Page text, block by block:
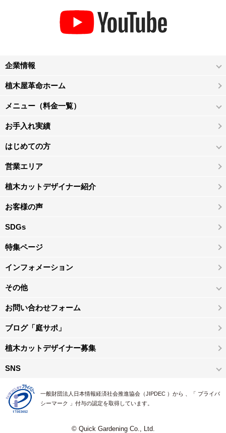
企業情報
植木屋革命ホーム
メニュー（料金一覧）
お手入れ実績
はじめての方
営業エリア
植木カットデザイナー紹介
お客様の声
SDGs
特集ページ
インフォメーション
その他
お問い合わせフォーム
ブログ「庭サポ」
植木カットデザイナー募集
SNS
一般財団法人日本情報経済社会推進協会（JIPDEC ）から 、「 プライバ
シーマーク 」付与の認定を取得しています。
© Quick Gardening Co., Ltd.